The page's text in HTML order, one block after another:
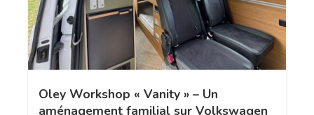
Oley Workshop « Vanity » – Un
aménagement familial sur Volkswagen